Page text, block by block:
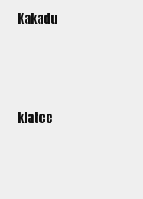
Kakadu
klatce